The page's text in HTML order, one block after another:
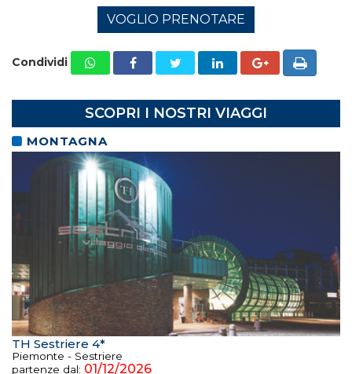
VOGLIO PRENOTARE
Condividi
SCOPRI I NOSTRI VIAGGI
MONTAGNA
TH Sestriere 4*
Piemonte - Sestriere
partenze dal: 01/12/2026